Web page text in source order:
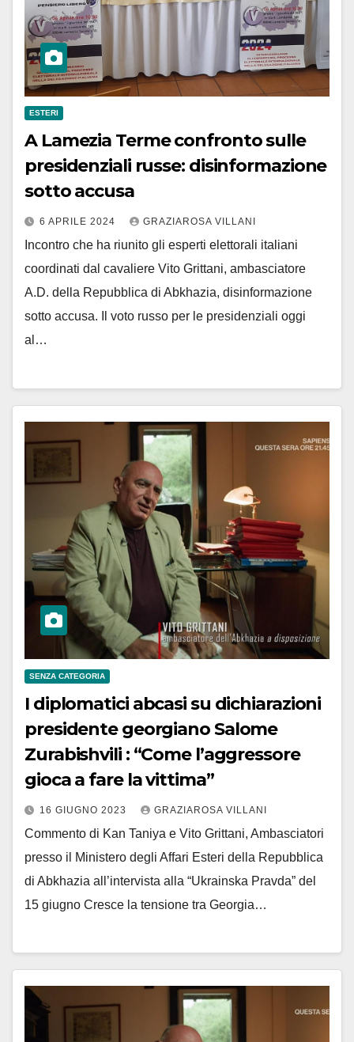
ESTERI
A Lamezia Terme confronto sulle
presidenziali russe: disinformazione
sotto accusa
6 APRILE 2024 GRAZIAROSA VILLANI
Incontro che ha riunito gli esperti elettorali italiani
coordinati dal cavaliere Vito Grittani, ambasciatore
A.D. della Repubblica di Abkhazia, disinformazione
sotto accusa. Il voto russo per le presidenziali oggi
al…
SENZA CATEGORIA
I diplomatici abcasi su dichiarazioni
presidente georgiano Salome
Zurabishvili : “Come l’aggressore
gioca a fare la vittima”
16 GIUGNO 2023 GRAZIAROSA VILLANI
Commento di Kan Taniya e Vito Grittani, Ambasciatori
presso il Ministero degli Affari Esteri della Repubblica
di Abkhazia all’intervista alla “Ukrainska Pravda” del
15 giugno Cresce la tensione tra Georgia…